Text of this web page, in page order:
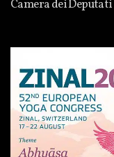
Camera dei